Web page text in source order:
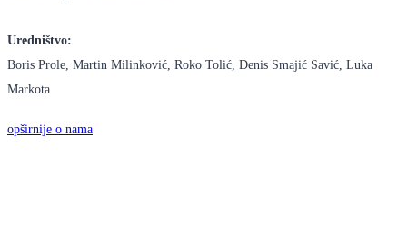
Uredništvo:
Boris Prole, Martin Milinković, Roko Tolić, Denis Smajić Savić, Luka
Markota
opširnije o nama